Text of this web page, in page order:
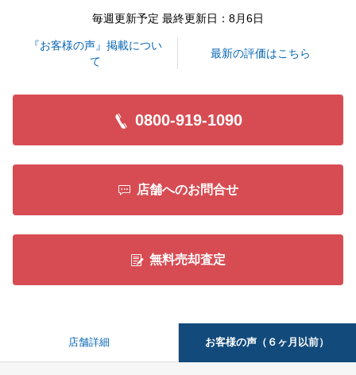
引き続きどうぞよろしくお願いいたします。
閉じる
毎週更新予定 最終更新日：8月6日
『お客様の声』掲載につい
て
最新の評価はこちら
0800-919-1090
店舗へのお問合せ
無料売却査定
店舗詳細 お客様の声（６ヶ月以前）